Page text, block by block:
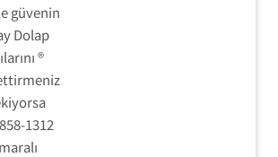
güvenin
Dolap
®
1312